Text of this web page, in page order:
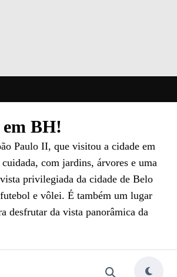
em BH!
Paulo II, que visitou a cidade em
com jardins, árvores e uma
privilegiada da cidade de Belo
e vôlei. É também um lugar
desfrutar da vista panorâmica da